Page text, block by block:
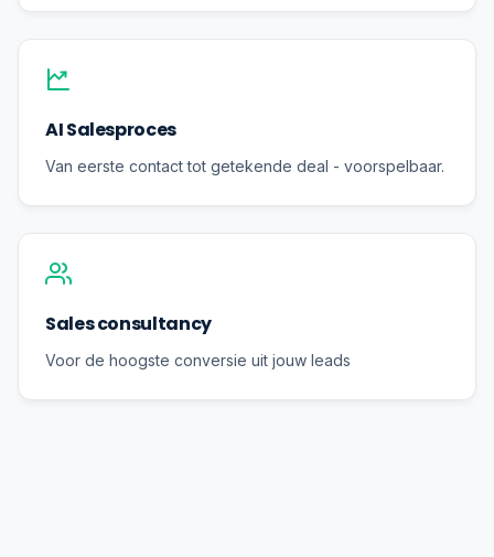
AI Salesproces
Van eerste contact tot getekende deal - voorspelbaar.
Sales consultancy
Voor de hoogste conversie uit jouw leads